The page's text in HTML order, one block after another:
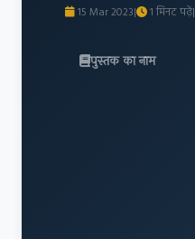
15 Mar 2023| 1 मिनट पढ़ें|
पुस्तक का नाम